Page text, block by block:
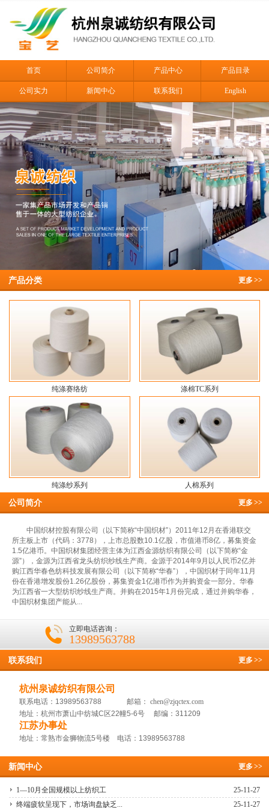
首页 公司简介 产品中心 产品目录
公司实力 新闻中心 联系我们 English
更多>>
产品分类
纯涤赛络纺 涤棉TC系列
纯涤纱系列 人棉系列
更多>>
公司简介
中国织材控股有限公司（以下简称“中国织材”）2011年12月在香港联交
所主板上市（代码：3778），上市总股数10.1亿股，市值港币8亿，募集资金
1.5亿港币。中国织材集团经营主体为江西金源纺织有限公司（以下简称“金
源”），金源为江西省龙头纺织纱线生产商。金源于2014年9月以人民币2亿并
购江西华春色纺科技发展有限公司（以下简称“华春”），中国织材于同年11月
份在香港增发股份1.26亿股份，募集资金1亿港币作为并购资金一部分。华春
为江西省一大型纺织纱线生产商。并购在2015年1月份完成，通过并购华春，
中国织材集团产能从...
立即电话咨询：
13989563788
更多>>
联系我们
杭州泉诚纺织有限公司
联系电话：13989563788 邮箱： chen@zjqctex.com
地址：杭州市萧山中纺城C区22幢5-6号 邮编：311209
江苏办事处
地址：常熟市金狮物流5号楼 电话：13989563788
更多>>
新闻中心
25-11-27
1—10月全国规模以上纺织工
25-11-27
终端疲软呈现下，市场询盘缺乏...